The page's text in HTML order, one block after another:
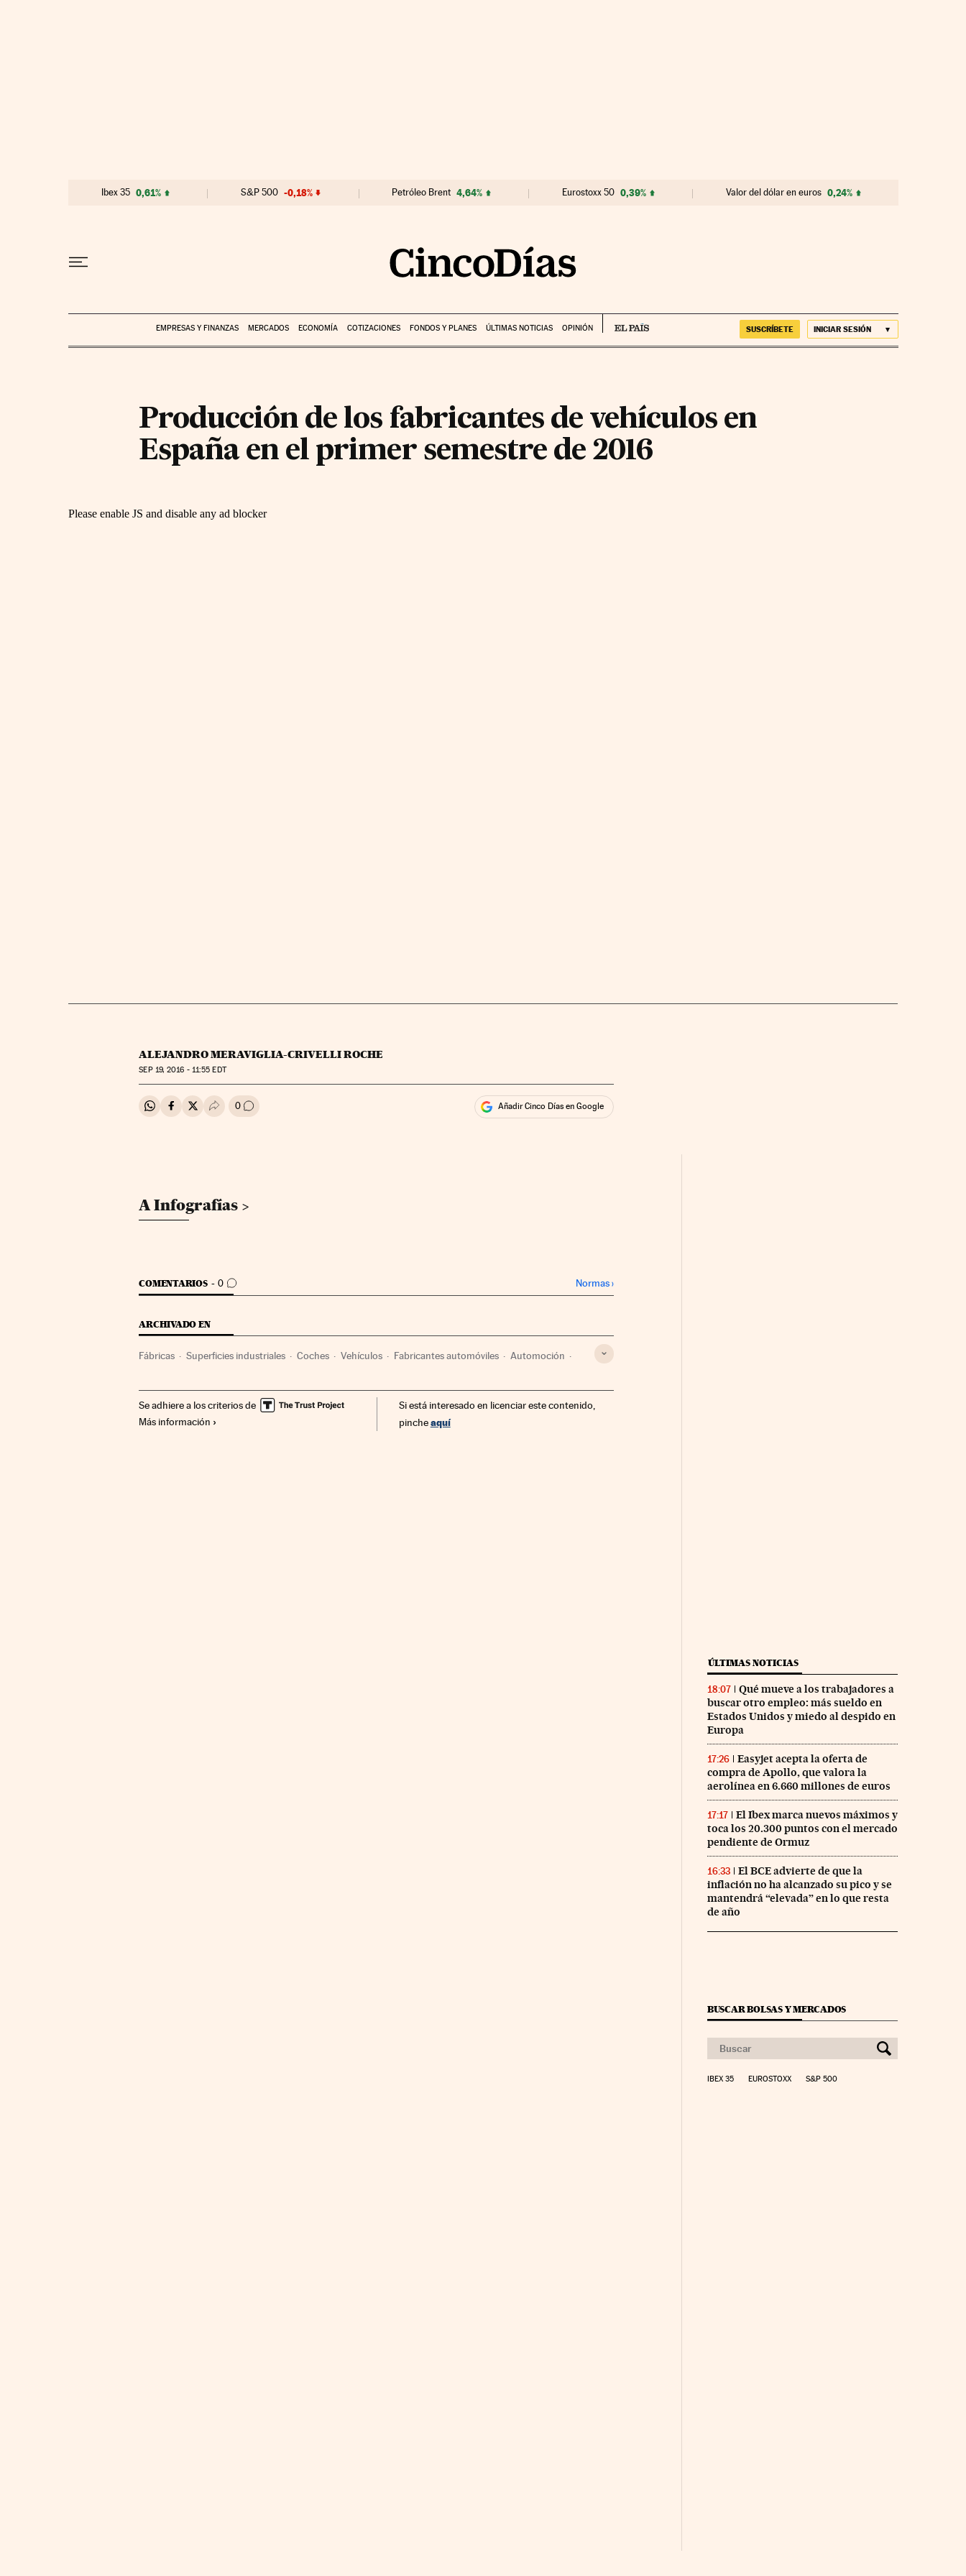
Ibex 35 0,61% S&P 500 -0,18% Petróleo Brent 4,64% Eurostoxx 50 0,39% Valor del dólar en euros 0,24%
EMPRESAS Y FINANZAS MERCADOS ECONOMÍA COTIZACIONES FONDOS Y PLANES ÚLTIMAS NOTICIAS OPINIÓN SUSCRÍBETE INICIAR SESIÓN
Producción de los fabricantes de vehículos en
España en el primer semestre de 2016
ALEJANDRO MERAVIGLIA-CRIVELLI ROCHE
SEP19, 2016 - 11:55 EDT
Compartir en Whatsapp
Compartir en Facebook
Compartir en Twitter
Desplegar Redes Sociales
0 Ir a los comentarios Añadir Cinco Días en Google
A Infografías
COMENTARIOS 0
IR A LOS COMENTARIOS Normas›
ARCHIVADO EN
Fábricas Superficies industriales Coches Vehículos Fabricantes automóviles Automoción
Se adhiere a los criterios de
Más información
Si está interesado en licenciar este contenido,
pincheaquí
ÚLTIMAS NOTICIAS
18:07
Qué mueve a los trabajadores a
buscar otro empleo: más sueldo en
Estados Unidos y miedo al despido en
Europa
17:26
Easyjet acepta la oferta de
compra de Apollo, que valora la
aerolínea en 6.660 millones de euros
17:17
El Ibex marca nuevos máximos y
toca los 20.300 puntos con el mercado
pendiente de Ormuz
16:33
El BCE advierte de que la
inflación no ha alcanzado su pico y se
mantendrá “elevada” en lo que resta
de año
BUSCAR BOLSAS Y MERCADOS
IBEX 35 EUROSTOXX S&P 500